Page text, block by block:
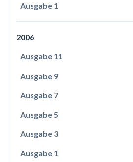
Ausgabe 1
2006
Ausgabe 11
Ausgabe 9
Ausgabe 7
Ausgabe 5
Ausgabe 3
Ausgabe 1